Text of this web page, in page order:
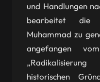
und Handlungen
bearbeitet die
Muhammad zu
angefangen
historischen